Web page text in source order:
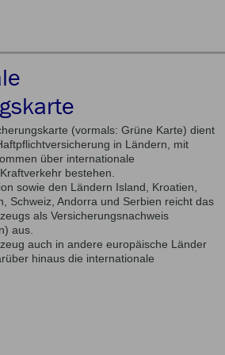
(vormals: Grüne Karte) dient
in Ländern, mit
über internationale
bestehen.
sowie den Ländern Island, Kroatien,
Schweiz, Andorra und Serbien reicht das
als Versicherungsnachweis
aus.
auch in andere europäische Länder
hinaus die internationale